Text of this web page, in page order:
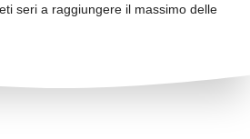
seri a raggiungere il massimo delle